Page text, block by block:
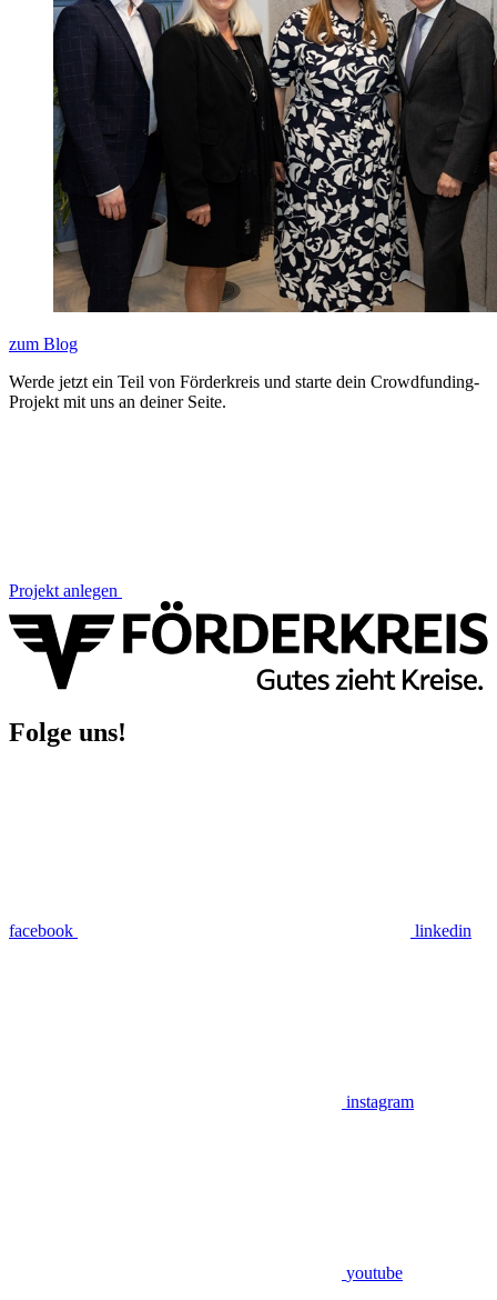
zum Blog
Werde jetzt ein Teil von Förderkreis und starte dein Crowdfunding-
Projekt mit uns an deiner Seite.
Projekt anlegen
Folge uns!
facebook linkedin
instagram
youtube